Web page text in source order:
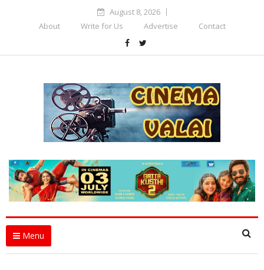
August 8, 2026
About
Write for Us Advertise Contact
Menu